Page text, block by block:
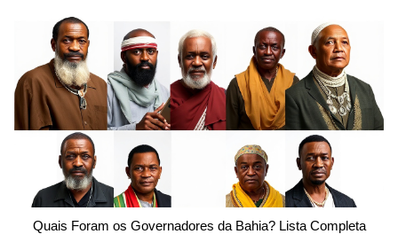
Quais Foram os Governadores da Bahia? Lista Completa